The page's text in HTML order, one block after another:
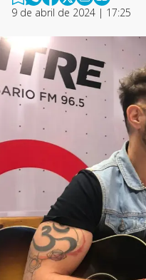
9 de abril de 2024 | 17:25